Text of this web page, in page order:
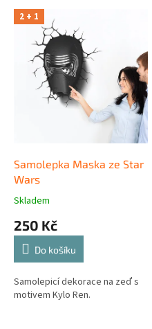
V 2 + 1
Samolepka Maska ze Star
Wars
Skladem
250 Kč
Do košíku
Samolepicí dekorace na zeď s
motivem Kylo Ren.